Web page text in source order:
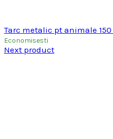
Tarc metalic pt animale 150
Economisesti
Next product